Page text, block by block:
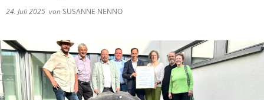
24. Juli 2025 vonSUSANNE NENNO